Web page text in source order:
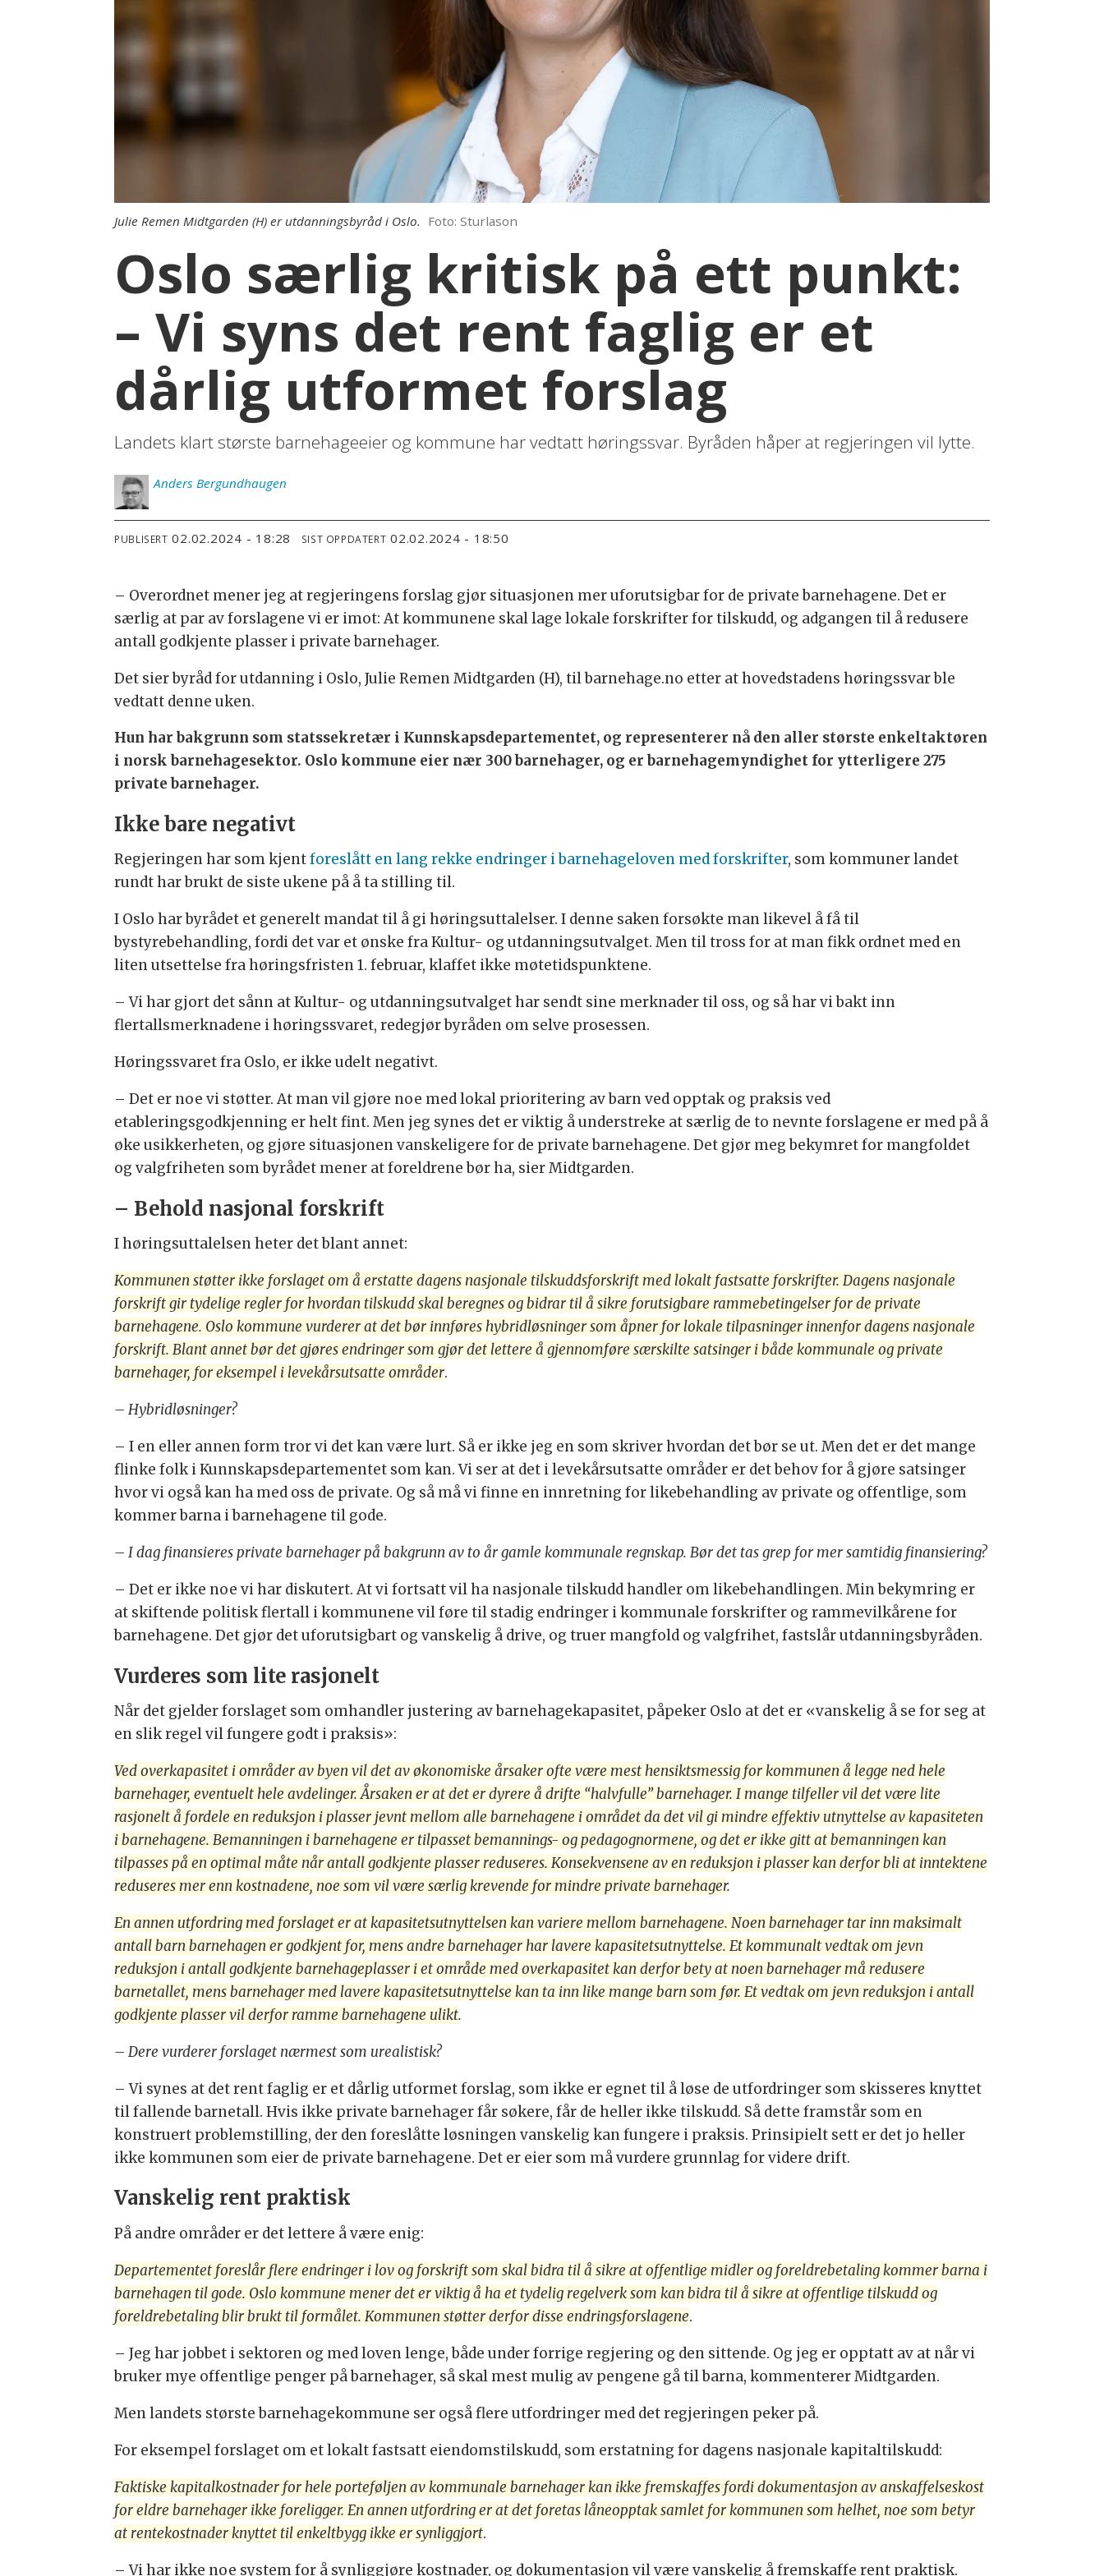
Julie Remen Midtgarden (H) er utdanningsbyråd i Oslo. Foto: Sturlason
Oslo særlig kritisk på ett punkt:
– Vi syns det rent faglig er et
dårlig utformet forslag
Landets klart største barnehageeier og kommune har vedtatt høringssvar. Byråden håper at regjeringen vil lytte.
Anders Bergundhaugen
PUBLISERT 02.02.2024 - 18:28 SIST OPPDATERT 02.02.2024 - 18:50
– Overordnet mener jeg at regjeringens forslag gjør situasjonen mer uforutsigbar for de private barnehagene. Det er
særlig at par av forslagene vi er imot: At kommunene skal lage lokale forskrifter for tilskudd, og adgangen til å redusere
antall godkjente plasser i private barnehager.
Det sier byråd for utdanning i Oslo, Julie Remen Midtgarden (H), til barnehage.no etter at hovedstadens høringssvar ble
vedtatt denne uken.
Hun har bakgrunn som statssekretær i Kunnskapsdepartementet, og representerer nå den aller største enkeltaktøren
i norsk barnehagesektor. Oslo kommune eier nær 300 barnehager, og er barnehagemyndighet for ytterligere 275
private barnehager.
Ikke bare negativt
Regjeringen har som kjentforeslått en lang rekke endringer i barnehageloven med forskrifter, som kommuner landet
rundt har brukt de siste ukene på å ta stilling til.
I Oslo har byrådet et generelt mandat til å gi høringsuttalelser. I denne saken forsøkte man likevel å få til
bystyrebehandling, fordi det var et ønske fra Kultur- og utdanningsutvalget. Men til tross for at man fikk ordnet med en
liten utsettelse fra høringsfristen 1. februar, klaffet ikke møtetidspunktene.
– Vi har gjort det sånn at Kultur- og utdanningsutvalget har sendt sine merknader til oss, og så har vi bakt inn
flertallsmerknadene i høringssvaret, redegjør byråden om selve prosessen.
Høringssvaret fra Oslo, er ikke udelt negativt.
– Det er noe vi støtter. At man vil gjøre noe med lokal prioritering av barn ved opptak og praksis ved
etableringsgodkjenning er helt fint. Men jeg synes det er viktig å understreke at særlig de to nevnte forslagene er med på å
øke usikkerheten, og gjøre situasjonen vanskeligere for de private barnehagene. Det gjør meg bekymret for mangfoldet
og valgfriheten som byrådet mener at foreldrene bør ha, sier Midtgarden.
– Behold nasjonal forskrift
I høringsuttalelsen heter det blant annet:
Kommunen støtter ikke forslaget om å erstatte dagens nasjonale tilskuddsforskrift med lokalt fastsatte forskrifter. Dagens nasjonale
forskrift gir tydelige regler for hvordan tilskudd skal beregnes og bidrar til å sikre forutsigbare rammebetingelser for de private
barnehagene. Oslo kommune vurderer at det bør innføres hybridløsninger som åpner for lokale tilpasninger innenfor dagens nasjonale
forskrift. Blant annet bør det gjøres endringer som gjør det lettere å gjennomføre særskilte satsinger i både kommunale og private
barnehager, for eksempel i levekårsutsatte områder.
– Hybridløsninger?
– I en eller annen form tror vi det kan være lurt. Så er ikke jeg en som skriver hvordan det bør se ut. Men det er det mange
flinke folk i Kunnskapsdepartementet som kan. Vi ser at det i levekårsutsatte områder er det behov for å gjøre satsinger
hvor vi også kan ha med oss de private. Og så må vi finne en innretning for likebehandling av private og offentlige, som
kommer barna i barnehagene til gode.
– I dag finansieres private barnehager på bakgrunn av to år gamle kommunale regnskap. Bør det tas grep for mer samtidig finansiering?
– Det er ikke noe vi har diskutert. At vi fortsatt vil ha nasjonale tilskudd handler om likebehandlingen. Min bekymring er
at skiftende politisk flertall i kommunene vil føre til stadig endringer i kommunale forskrifter og rammevilkårene for
barnehagene. Det gjør det uforutsigbart og vanskelig å drive, og truer mangfold og valgfrihet, fastslår utdanningsbyråden.
Vurderes som lite rasjonelt
Når det gjelder forslaget som omhandler justering av barnehagekapasitet, påpeker Oslo at det er «vanskelig å se for seg at
en slik regel vil fungere godt i praksis»:
Ved overkapasitet i områder av byen vil det av økonomiske årsaker ofte være mest hensiktsmessig for kommunen å legge ned hele
barnehager, eventuelt hele avdelinger. Årsaken er at det er dyrere å drifte “halvfulle” barnehager. I mange tilfeller vil det være lite
rasjonelt å fordele en reduksjon i plasser jevnt mellom alle barnehagene i området da det vil gi mindre effektiv utnyttelse av kapasiteten
i barnehagene. Bemanningen i barnehagene er tilpasset bemannings- og pedagognormene, og det er ikke gitt at bemanningen kan
tilpasses på en optimal måte når antall godkjente plasser reduseres. Konsekvensene av en reduksjon i plasser kan derfor bli at inntektene
reduseres mer enn kostnadene, noe som vil være særlig krevende for mindre private barnehager.
En annen utfordring med forslaget er at kapasitetsutnyttelsen kan variere mellom barnehagene. Noen barnehager tar inn maksimalt
antall barn barnehagen er godkjent for, mens andre barnehager har lavere kapasitetsutnyttelse. Et kommunalt vedtak om jevn
reduksjon i antall godkjente barnehageplasser i et område med overkapasitet kan derfor bety at noen barnehager må redusere
barnetallet, mens barnehager med lavere kapasitetsutnyttelse kan ta inn like mange barn som før. Et vedtak om jevn reduksjon i antall
godkjente plasser vil derfor ramme barnehagene ulikt.
– Dere vurderer forslaget nærmest som urealistisk?
– Vi synes at det rent faglig er et dårlig utformet forslag, som ikke er egnet til å løse de utfordringer som skisseres knyttet
til fallende barnetall. Hvis ikke private barnehager får søkere, får de heller ikke tilskudd. Så dette framstår som en
konstruert problemstilling, der den foreslåtte løsningen vanskelig kan fungere i praksis. Prinsipielt sett er det jo heller
ikke kommunen som eier de private barnehagene. Det er eier som må vurdere grunnlag for videre drift.
Vanskelig rent praktisk
På andre områder er det lettere å være enig:
Departementet foreslår flere endringer i lov og forskrift som skal bidra til å sikre at offentlige midler og foreldrebetaling kommer barna i
barnehagen til gode. Oslo kommune mener det er viktig å ha et tydelig regelverk som kan bidra til å sikre at offentlige tilskudd og
foreldrebetaling blir brukt til formålet. Kommunen støtter derfor disse endringsforslagene.
– Jeg har jobbet i sektoren og med loven lenge, både under forrige regjering og den sittende. Og jeg er opptatt av at når vi
bruker mye offentlige penger på barnehager, så skal mest mulig av pengene gå til barna, kommenterer Midtgarden.
Men landets største barnehagekommune ser også flere utfordringer med det regjeringen peker på.
For eksempel forslaget om et lokalt fastsatt eiendomstilskudd, som erstatning for dagens nasjonale kapitaltilskudd:
Faktiske kapitalkostnader for hele porteføljen av kommunale barnehager kan ikke fremskaffes fordi dokumentasjon av anskaffelseskost
for eldre barnehager ikke foreligger. En annen utfordring er at det foretas låneopptak samlet for kommunen som helhet, noe som betyr
at rentekostnader knyttet til enkeltbygg ikke er synliggjort.
– Vi har ikke noe system for å synliggjøre kostnader, og dokumentasjon vil være vanskelig å fremskaffe rent praktisk.